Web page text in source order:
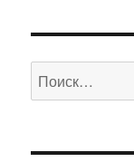
Искать: